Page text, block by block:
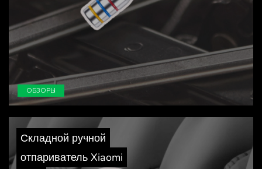
ОБЗОРЫ
Складной ручной
отпариватель Xiaomi